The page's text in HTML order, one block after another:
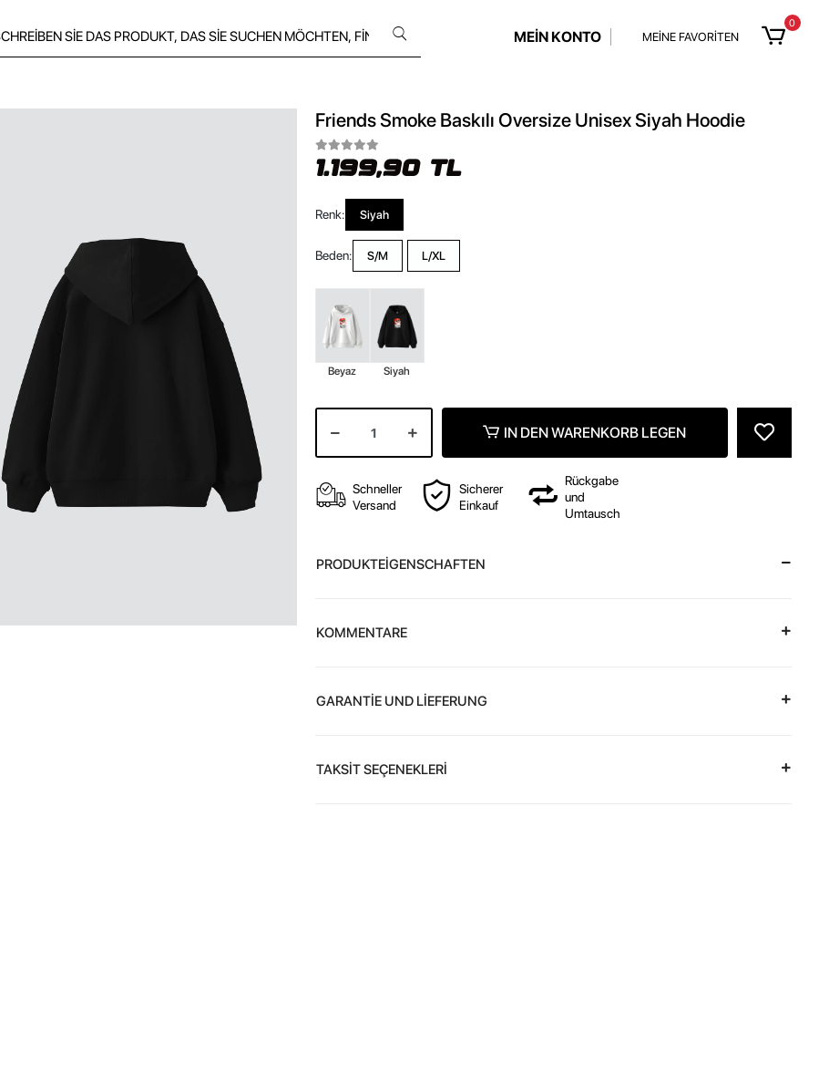
MEİN KONTO MEİNE FAVORİTEN
0
Friends Smoke Baskılı Oversize Unisex Siyah Hoodie
1.199,90 TL
Renk: Siyah
Beden: S/M L/XL
Beyaz Siyah
IN DEN WARENKORB LEGEN
Schneller
Versand
Sicherer
Einkauf
Rückgabe
und
Umtausch
PRODUKTEİGENSCHAFTEN
KOMMENTARE
GARANTİE UND LİEFERUNG
TAKSİT SEÇENEKLERİ